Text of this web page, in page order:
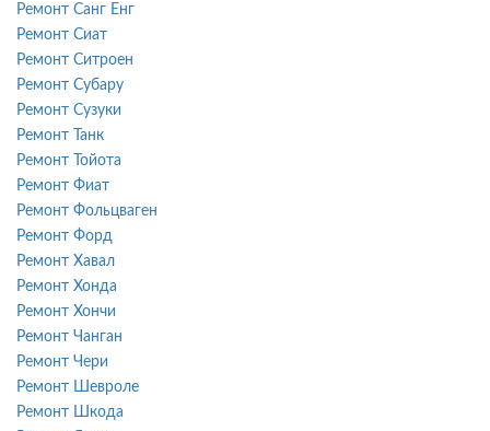
Ремонт Санг Енг
Ремонт Сиат
Ремонт Ситроен
Ремонт Субару
Ремонт Сузуки
Ремонт Танк
Ремонт Тойота
Ремонт Фиат
Ремонт Фольцваген
Ремонт Форд
Ремонт Хавал
Ремонт Хонда
Ремонт Хончи
Ремонт Чанган
Ремонт Чери
Ремонт Шевроле
Ремонт Шкода